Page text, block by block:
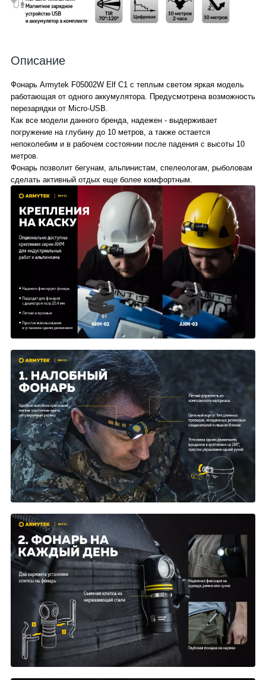
Описание
Фонарь Armytek F05002W Elf C1 с теплым светом яркая модель
работающая от одного аккумулятора. Предусмотрена возможность
перезарядки от Micro-USB.
Как все модели данного бренда, надежен - выдерживает
погружение на глубину до 10 метров, а также остается
непоколебим и в рабочем состоянии после падения с высоты 10
метров.
Фонарь позволит бегунам, альпинистам, спелеологам, рыболовам
сделать активный отдых еще более комфортным.